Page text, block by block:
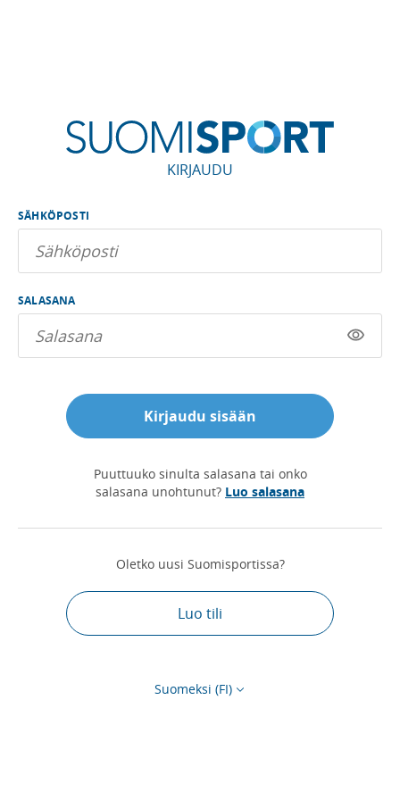
KIRJAUDU
SÄHKÖPOSTI
SALASANA
Kirjaudu sisään
Puuttuuko sinulta salasana tai onko
salasana unohtunut? Luo salasana
Oletko uusi Suomisportissa?
Luo tili
Suomeksi (FI)